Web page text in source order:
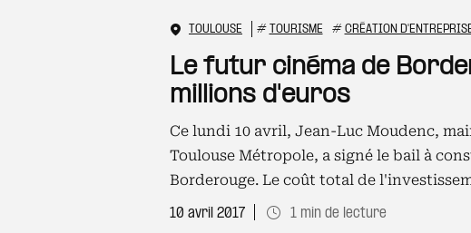
TOULOUSE # TOURISME # CRÉATION
Le futur cinéma de
millions d'euros
Ce lundi 10 avril, Jean-Luc Moudenc,
Toulouse Métropole, a signé le bail à
Borderouge. Le coût total de
10 avril 2017 1 min de lecture